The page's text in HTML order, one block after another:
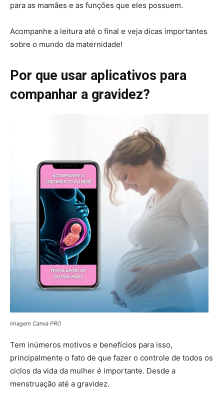
para as mamães e as funções que eles possuem.
Acompanhe a leitura até o final e veja dicas importantes
sobre o mundo da maternidade!
Por que usar aplicativos para
companhar a gravidez?
Imagem Canva PRO
Tem inúmeros motivos e benefícios para isso,
principalmente o fato de que fazer o controle de todos os
ciclos da vida da mulher é importante. Desde a
menstruação até a gravidez.